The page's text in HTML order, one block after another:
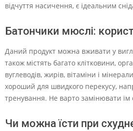
відчуття насичення, є ідеальним
Батончики мюслі:
Даний продукт можна вживати у
також містять багато клітковини,
вуглеводів, жирів, вітаміни і
хороший для швидкого перекусу,
тренування. Не варто замінювати їм
Чи можна їсти при